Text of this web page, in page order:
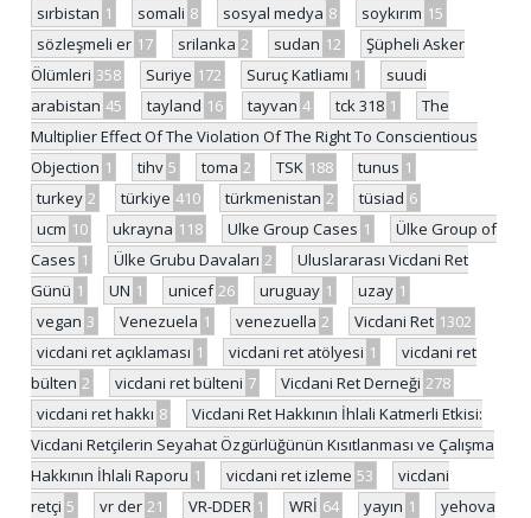
sırbistan 1 somali 8 sosyal medya 8 soykırım 15
sözleşmeli er 17 srilanka 2 sudan 12
Şüpheli Asker
Ölümleri 358 Suriye 172 Suruç Katliamı 1
suudi
arabistan 45 tayland 16 tayvan 4 tck 318 1
The
Multiplier Effect Of The Violation Of The Right To Conscientious
Objection 1 tihv 5 toma 2 TSK 188 tunus 1
turkey 2 türkiye 410 türkmenistan 2 tüsiad 6
ucm 10 ukrayna 118 Ulke Group Cases 1
Ülke Group of
Cases 1 Ülke Grubu Davaları 2
Uluslararası Vicdani Ret
Günü 1 UN 1 unicef 26 uruguay 1 uzay 1
vegan 3 Venezuela 1 venezuella 2 Vicdani Ret 1302
vicdani ret açıklaması 1 vicdani ret atölyesi 1
vicdani ret
bülten 2 vicdani ret bülteni 7 Vicdani Ret Derneği 278
vicdani ret hakkı 8
Vicdani Ret Hakkının İhlali Katmerli Etkisi:
Vicdani Retçilerin Seyahat Özgürlüğünün Kısıtlanması ve Çalışma
Hakkının İhlali Raporu 1 vicdani ret izleme 53
vicdani
retçi 5 vr der 21 VR-DDER 1 WRİ 64 yayın 1
yehova